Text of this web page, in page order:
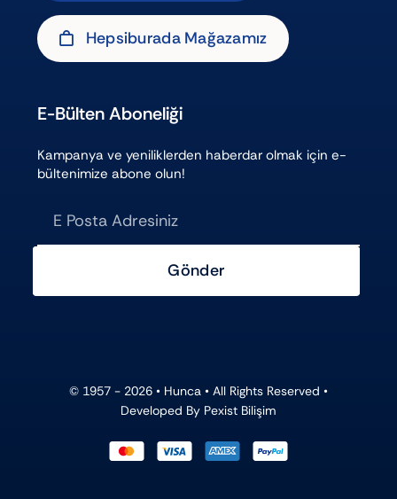
Hepsiburada Mağazamız
E-Bülten Aboneliği
Kampanya ve yeniliklerden haberdar olmak için e-
bültenimize abone olun!
Gönder
© 1957 - 2026 • Hunca • All Rights Reserved •
Developed By Pexist Bilişim